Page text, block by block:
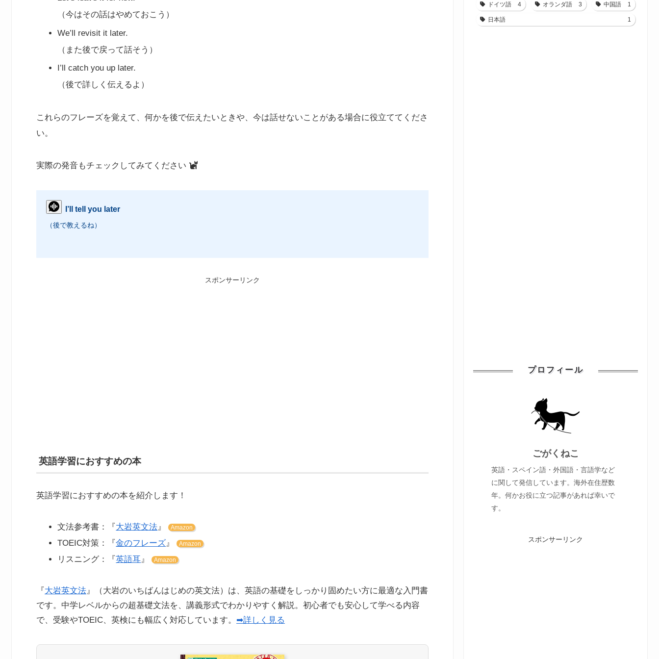
（今はその話はやめておこう）
We’ll revisit it later.
（また後で戻って話そう）
I’ll catch you up later.
（後で詳しく伝えるよ）
これらのフレーズを覚えて、何かを後で伝えたいときや、今は話せないことがある場合に役立ててくださ
い。
実際の発音もチェックしてみてください
I’ll tell you later
（後で教えるね）
スポンサーリンク
英語学習におすすめの本
英語学習におすすめの本を紹介します！
文法参考書：『大岩英文法 』 Amazon
TOEIC対策：『金のフレーズ』 Amazon
リスニング：『英語耳』 Amazon
『 大岩英文法』（大岩のいちばんはじめの英文法）は、英語の基礎をしっかり固めたい方に最適な入門書
です。中学レベルからの超基礎文法を、講義形式でわかりやすく解説。初心者でも安心して学べる内容
で、受験やTOEIC、英検にも幅広く対応しています。 ➡詳しく見る
ドイツ語 4 オランダ語 3 中国語 1
日本語 1
プロフィール
ごがくねこ
英語・スペイン語・外国語・言語学など
に関して発信しています。海外在住歴数
年。何かお役に立つ記事があれば幸いで
す。
スポンサーリンク